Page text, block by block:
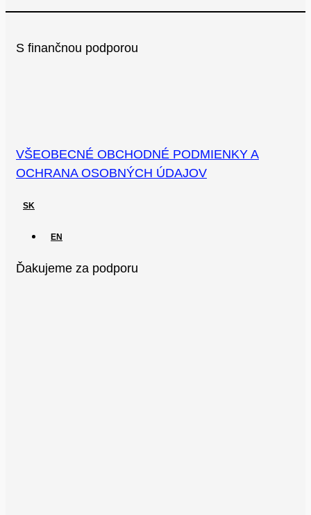
S finančnou podporou
VŠEOBECNÉ OBCHODNÉ PODMIENKY A
OCHRANA OSOBNÝCH ÚDAJOV
SK
EN
Ďakujeme za podporu